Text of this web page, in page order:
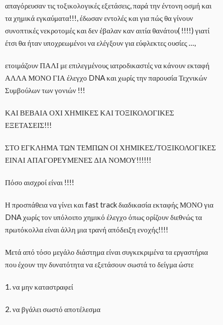
απαγόρευσαν τις τοξικολογικές εξετάσεις, παρά την έντονη οσμή και
τα χημικά εγκαύματα!!!, έδωσαν εντολές και για πώς θα γίνουν
συνοπτικές νεκροτομές και δεν έβαλαν καν αιτία θανάτου( !!!!) γιατί
έτσι θα ήταν υποχρεωμένοι να ελέγξουν για εύφλεκτες ουσίες …,
ετοιμάζουν ΠΑΛΙ με επιλεγμένους ιατροδικαστές να κάνουν εκταφή
ΑΛΛΑ ΜΟΝΟ ΓΙΑ έλεγχο DNA και χωρίς την παρουσία Τεχνικών
Συμβούλων των γονιών !!!
ΚΑΙ ΒΕΒΑΙΑ ΟΧΙ ΧΗΜΙΚΕΣ ΚΑΙ ΤΟΞΙΚΟΛΟΓΙΚΕΣ
ΕΞΕΤΑΣΕΙΣ!!!
ΣΤΟ ΕΓΚΛΗΜΑ ΤΩΝ ΤΕΜΠΩΝ ΟΙ ΧΗΜΙΚΕΣ/ΤΟΞΙΚΟΛΟΓΙΚΕΣ
ΕΙΝΑΙ ΑΠΑΓΟΡΕΥΜΕΝΕΣ ΔΙΑ ΝΟΜΟΥ!!!!!!
Πόσο αισχροί είναι !!!!
Η προσπάθεια να γίνει και fast track διαδικασία εκταφής ΜΟΝΟ για
DNA χωρίς τον υπόλοιπο χημικό έλεγχο όπως ορίζουν διεθνώς τα
πρωτόκολλα είναι άλλη μια τρανή απόδειξη ενοχής!!!!
Μετά από τόσο μεγάλο διάστημα είναι συγκεκριμένα τα εργαστήρια
που έχουν την δυνατότητα να εξετάσουν σωστά το δείγμα ώστε
1. να μην καταστραφεί
2. να βγάλει σωστό αποτέλεσμα